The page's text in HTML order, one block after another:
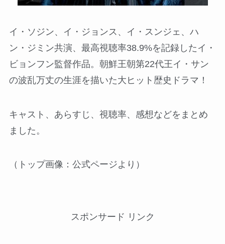
イ・ソジン、イ・ジョンス、イ・スンジェ、ハ
ン・ジミン共演、最高視聴率38.9%を記録したイ・
ビョンフン監督作品。朝鮮王朝第22代王イ・サン
の波乱万丈の生涯を描いた大ヒット歴史ドラマ！
キャスト、あらすじ、視聴率、感想などをまとめ
ました。
（トップ画像：公式ページより）
スポンサード リンク